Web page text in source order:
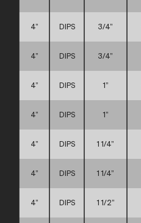
4” DIPS 3/4”
4” DIPS 3/4”
4” DIPS 1”
4” DIPS 1”
4” DIPS 1 1/4”
4” DIPS 1 1/4”
4” DIPS 1 1/2”